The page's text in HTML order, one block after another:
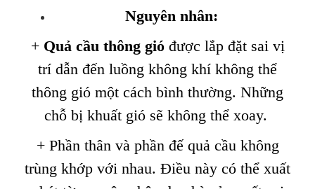
Nguyên nhân:
+ Quả cầu thông gióđược lắp đặt sai vị
trí dẫn đến luồng không khí không thể
thông gió một cách bình thường. Những
chỗ bị khuất gió sẽ không thể xoay.
+ Phần thân và phần đế quả cầu không
trùng khớp với nhau. Điều này có thể xuất